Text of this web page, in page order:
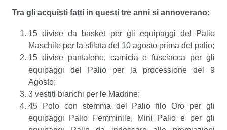
Tra gli acquisti fatti in questi tre anni si annoverano:
15 divise da basket per gli equipaggi del Palio
Maschile per la sfilata del 10 agosto prima del palio;
15 divise pantalone, camicia e fusciacca per gli
equipaggi del Palio per la processione del 9
Agosto;
3 vestiti bianchi per le Madrine;
45 Polo con stemma del Palio filo Oro per gli
equipaggi Palio Femminile, Mini Palio e per gli